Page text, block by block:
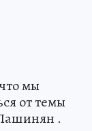
мы
от темы
.